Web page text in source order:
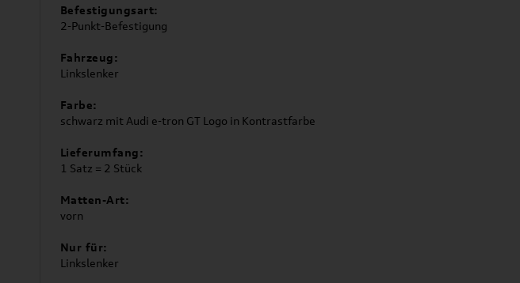
Befestigungsart:
2-Punkt-Befestigung
Fahrzeug:
Linkslenker
Farbe:
schwarz mit Audi e-tron GT Logo in Kontrastfarbe
Lieferumfang:
1 Satz = 2 Stück
Matten-Art:
vorn
Nur für:
Linkslenker